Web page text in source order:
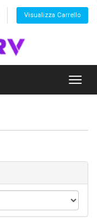
Visualizza Carrello